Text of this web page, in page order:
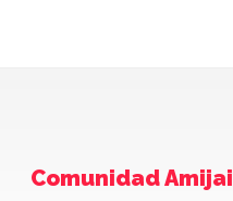
Comunidad Amijai